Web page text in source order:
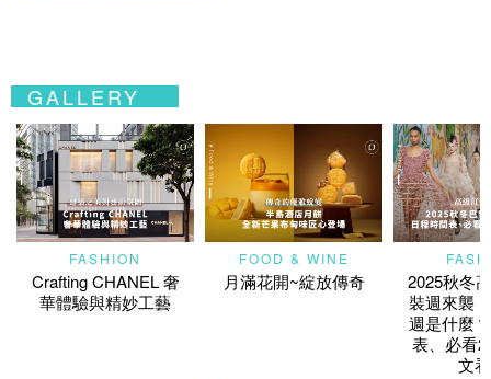
GALLERY
FASHION
Crafting CHANEL 奢
華體驗與精妙工藝
FOOD & WINE
月滿花開~綻放傳奇
2025秋冬
裝週來襲
週是什麼
表、必看
文